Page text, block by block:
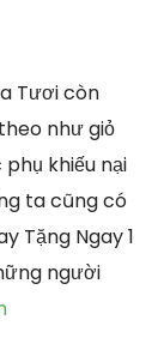
Tươi còn
như giỏ
khiếu nại
ta cũng có
Tặng Ngay 1
người